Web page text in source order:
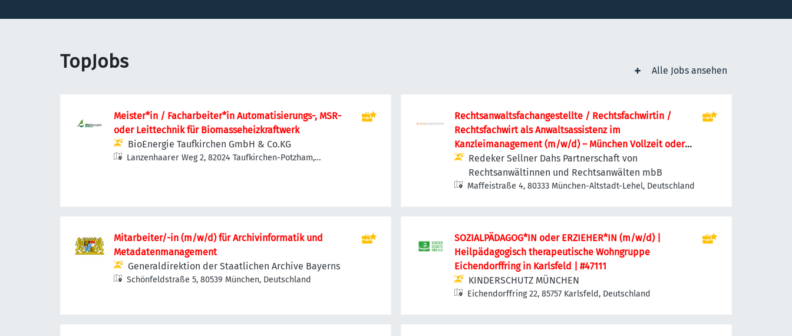
TopJobs Alle Jobs ansehen
Meister*in / Facharbeiter*in Automatisierungs-, MSR-
oder Leittechnik für Biomasseheizkraftwerk
BioEnergie Taufkirchen GmbH & Co.KG
Lanzenhaarer Weg 2, 82024 Taufkirchen-Potzham,
Rechtsanwaltsfachangestellte / Rechtsfachwirtin /
Rechtsfachwirt als Anwaltsassistenz im
Kanzleimanagement (m/w/d) – München Vollzeit oder
Teilzeit ab 30 Stunden/Woche · unbefristet · Privates
Baurecht und Gesellschaftsrecht
Redeker Sellner Dahs Partnerschaft von
Rechtsanwältinnen und Rechtsanwälten mbB
Maffeistraße 4, 80333 München-Altstadt-Lehel, Deutschland
Mitarbeiter/-in (m/w/d) für Archivinformatik und
Metadatenmanagement
Generaldirektion der Staatlichen Archive Bayerns
Schönfeldstraße 5, 80539 München, Deutschland
SOZIALPÄDAGOG*IN oder ERZIEHER*IN (m/w/d) |
Heilpädagogisch therapeutische Wohngruppe
Eichendorffring in Karlsfeld | #47111
KINDERSCHUTZ MÜNCHEN
Eichendorffring 22, 85757 Karlsfeld, Deutschland